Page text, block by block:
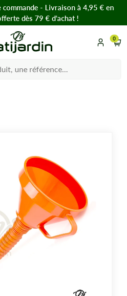
- Livraison à 4,95 € en
dès 79 € d’achat !
0